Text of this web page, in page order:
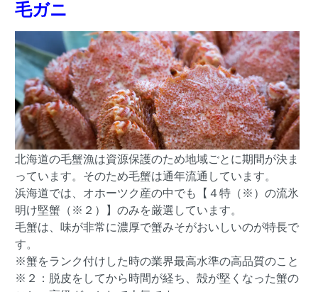
毛ガニ
北海道の毛蟹漁は資源保護のため地域ごとに期間が決ま
っています。そのため毛蟹は通年流通しています。
浜海道では、オホーツク産の中でも【４特（※）の流氷
明け堅蟹（※２）】のみを厳選しています。
毛蟹は、味が非常に濃厚で蟹みそがおいしいのが特長で
す。
※蟹をランク付けした時の業界最高水準の高品質のこと
※２：脱皮をしてから時間が経ち、殻が堅くなった蟹の